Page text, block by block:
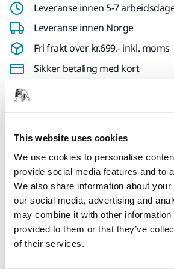
This website uses cookies
We use cookies to personalise
provide social media features and to
We also share information about
our social media, advertising and
may combine it with other information
provided to them or that they’ve
of their services.
Leveranse innen 5-7
Leveranse innen Norge
Fri frakt over kr.699.- inkl. moms
Sikker betaling med kort
Produktinformasjon
Tekniske detaljer
Mirka Roundy er ergonomisk utformet
håndflaten, og er egnet for flere
stripping til lakk og maling sliping.